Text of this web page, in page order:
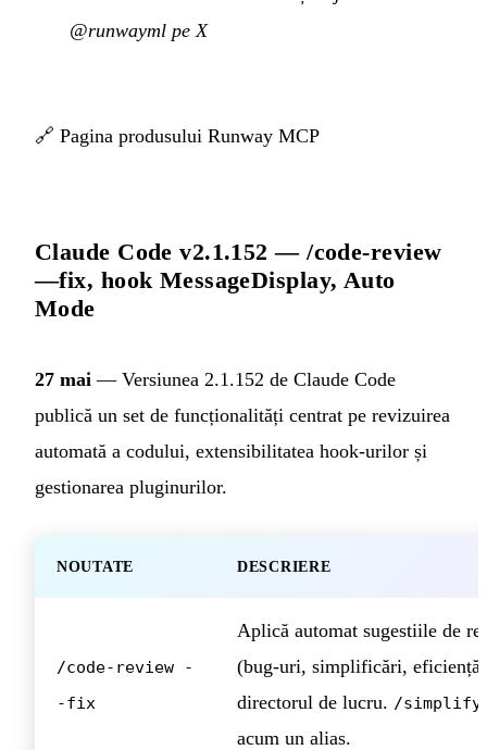
@runwayml pe X
🔗 Pagina produsului Runway MCP
Claude Code v2.1.152 — /code-review
—fix, hook MessageDisplay, Auto
Mode
27 mai — Versiunea 2.1.152 de Claude Code
publică un set de funcționalități centrat pe revizuirea
automată a codului, extensibilitatea hook-urilor și
gestionarea pluginurilor.
NOUTATE DESCRIERE
/code-review -
-fix
Aplică automat sugestiile de
(bug-uri, simplificări,
directorul de lucru. /simplify
acum un alias.